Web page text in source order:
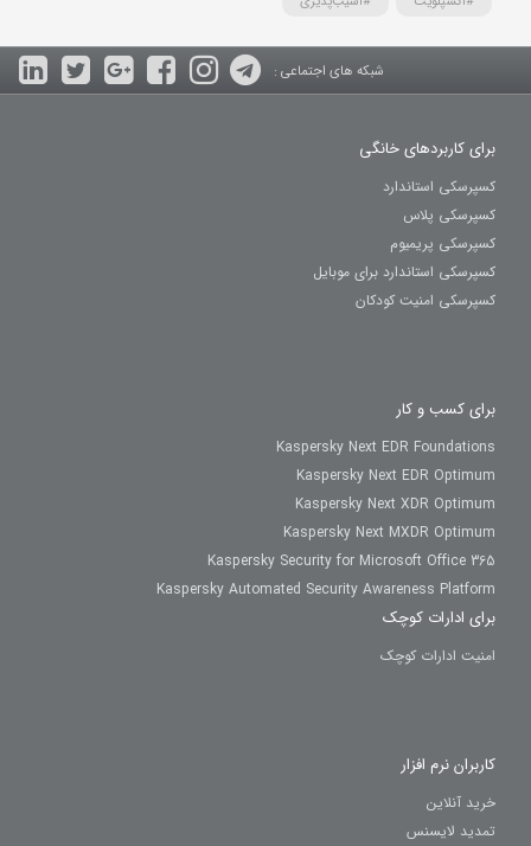
شبکه های اجتماعی :
برای کاربردهای خانگی
کسپرسکی استاندارد
کسپرسکی پلاس
کسپرسکی پریمیوم
کسپرسکی استاندارد برای موبایل
کسپرسکی امنیت کودکان
برای کسب و کار
Kaspersky Next EDR Foundations
Kaspersky Next EDR Optimum
Kaspersky Next XDR Optimum
Kaspersky Next MXDR Optimum
Kaspersky Security for Microsoft Office 365
Kaspersky Automated Security Awareness Platform
برای ادارات کوچک
امنیت ادارات کوچک
کاربران نرم افزار
خرید آنلاین
تمدید لایسنس